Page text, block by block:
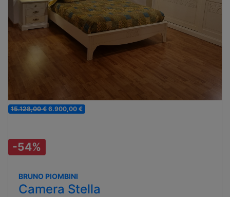
15.128,00 €6.900,00 €
-54%
BRUNO PIOMBINI
Camera Stella